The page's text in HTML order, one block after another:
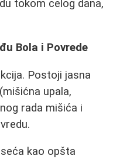
tokom celog dana,
Bola i Povrede
Postoji jasna
upala,
rada mišića i
kao opšta